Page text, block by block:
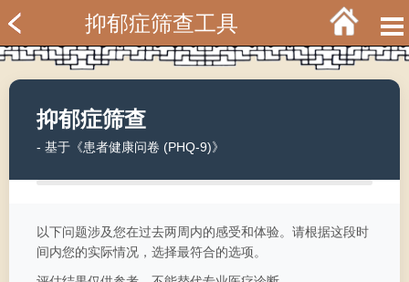
抑郁症筛查工具
抑郁症筛查
- 基于《患者健康问卷 (PHQ-9)》
以下问题涉及您在过去两周内的感受和体验。请根据这段时
间内您的实际情况，选择最符合的选项。